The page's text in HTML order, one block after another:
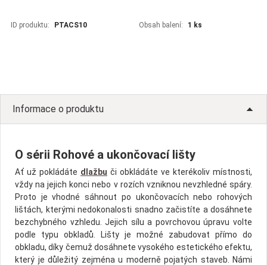
ID produktu: PTACS10 Obsah balení: 1 ks
Informace o produktu
O sérii Rohové a ukončovací lišty
Ať už pokládáte dlažbu či obkládáte ve kterékoliv místnosti,
vždy na jejich konci nebo v rozích vzniknou nevzhledné spáry.
Proto je vhodné sáhnout po ukončovacích nebo rohových
lištách, kterými nedokonalosti snadno začistíte a dosáhnete
bezchybného vzhledu. Jejich sílu a povrchovou úpravu volte
podle typu obkladů. Lišty je možné zabudovat přímo do
obkladu, díky čemuž dosáhnete vysokého estetického efektu,
který je důležitý zejména u moderně pojatých staveb. Námi